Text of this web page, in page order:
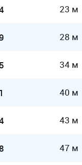
23 м
28 м
34 м
40 м
43 м
47 м